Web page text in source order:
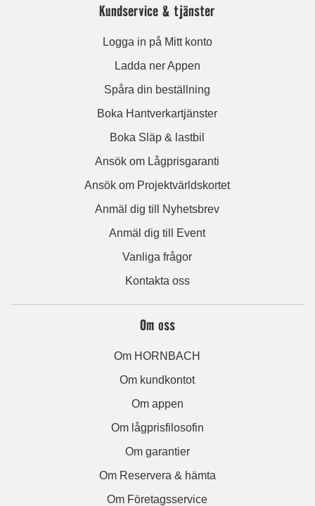
Kundservice & tjänster
Logga in på Mitt konto
Ladda ner Appen
Spåra din beställning
Boka Hantverkartjänster
Boka Släp & lastbil
Ansök om Lågprisgaranti
Ansök om Projektvärldskortet
Anmäl dig till Nyhetsbrev
Anmäl dig till Event
Vanliga frågor
Kontakta oss
Om oss
Om HORNBACH
Om kundkontot
Om appen
Om lågprisfilosofin
Om garantier
Om Reservera & hämta
Om Företagsservice